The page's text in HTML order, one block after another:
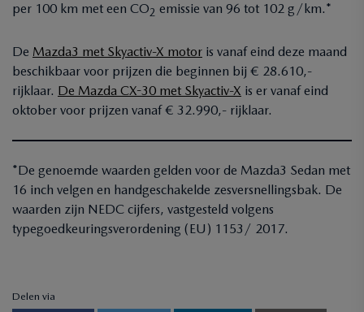
per 100 km met een CO2 emissie van 96 tot 102 g/km.*
De Mazda3 met Skyactiv-X motor is vanaf eind deze maand
beschikbaar voor prijzen die beginnen bij € 28.610,-
rijklaar. De Mazda CX-30 met Skyactiv-X is er vanaf eind
oktober voor prijzen vanaf € 32.990,- rijklaar.
*De genoemde waarden gelden voor de Mazda3 Sedan met
16 inch velgen en handgeschakelde zesversnellingsbak. De
waarden zijn NEDC cijfers, vastgesteld volgens
typegoedkeuringsverordening (EU) 1153/ 2017.
Delen via